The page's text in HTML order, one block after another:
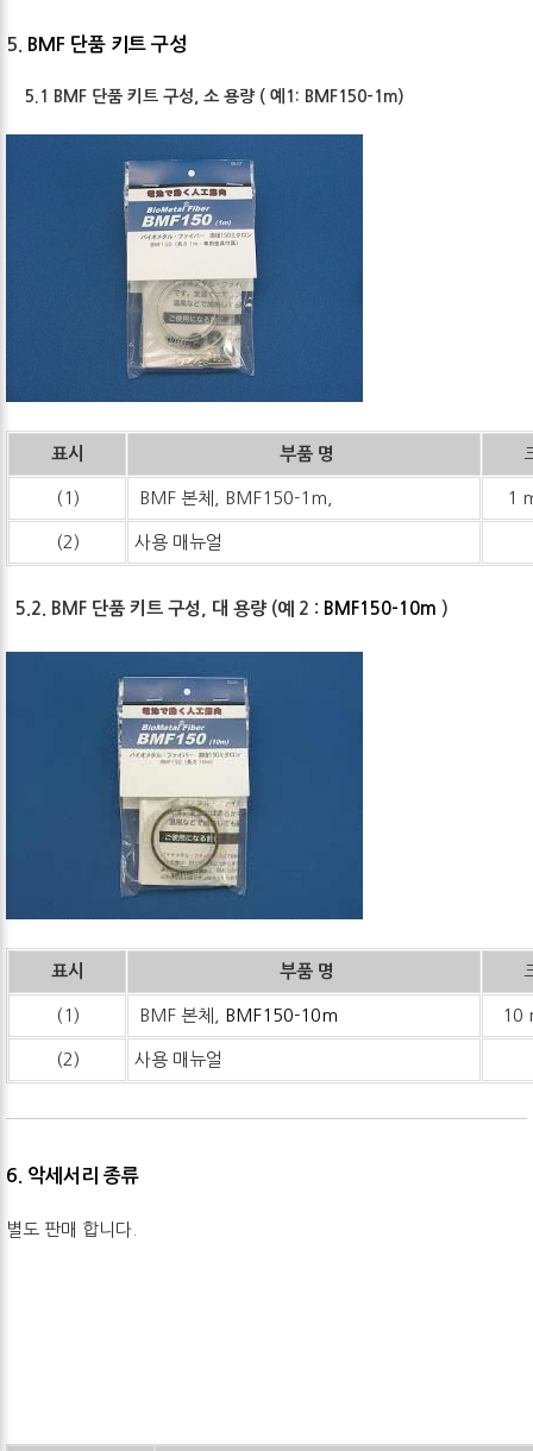
5. BMF 단품 키트 구성
5.1 BMF 단품 키트 구성, 소 용량 ( 예1: BMF150-1m)
표시 부품 명
(1) BMF 본체, BMF150-1m, 1
(2) 사용 매뉴얼
5.2. BMF 단품 키트 구성, 대 용량 (예 2 : BMF150-10m )
표시 부품 명
(1) BMF 본체, BMF150-10m 10
(2) 사용 매뉴얼
6. 악세서리 종류
별도 판매 합니다.